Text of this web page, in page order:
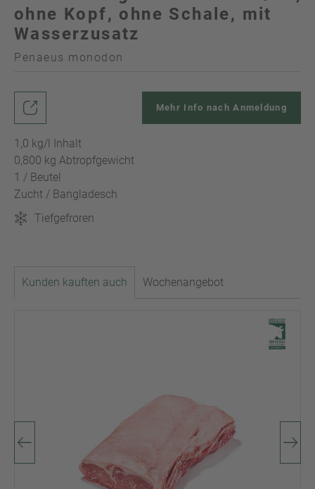
ohne Kopf, ohne Schale, mit
Wasserzusatz
Penaeus monodon
1,0 kg/l Inhalt
0,800 kg Abtropfgewicht
1 / Beutel
Zucht / Bangladesch
Tiefgefroren
Mehr Info nach Anmeldung
Kunden kauften auch Wochenangebot